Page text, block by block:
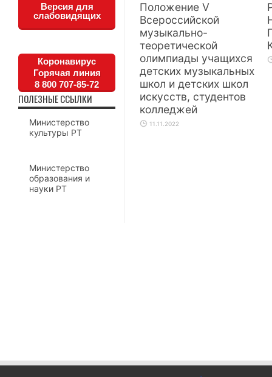
Положение V
Всероссийской
музыкально-
теоретической
олимпиады учащихся
детских музыкальных
школ и детских школ
искусств, студентов
колледжей
11.11.2022
Версия для
слабовидящих
Коронавирус
Горячая линия
8 800 707-85-72
ПОЛЕЗНЫЕ ССЫЛКИ
Министерство
культуры РТ
Министерство
образования и
науки РТ